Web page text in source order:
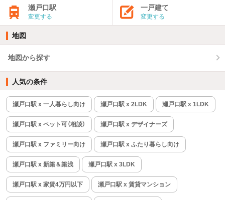
瀬戸口駅
変更する
一戸建て
変更する
地図
地図から探す
人気の条件
瀬戸口駅 x 一人暮らし向け 瀬戸口駅 x 2LDK 瀬戸口駅 x 1LDK
瀬戸口駅 x ペット可（相談） 瀬戸口駅 x デザイナーズ
瀬戸口駅 x ファミリー向け 瀬戸口駅 x ふたり暮らし向け
瀬戸口駅 x 新築＆築浅 瀬戸口駅 x 3LDK
瀬戸口駅 x 家賃4万円以下 瀬戸口駅 x 賃貸マンション